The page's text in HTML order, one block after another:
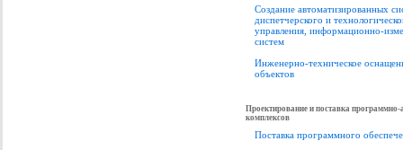
Создание автоматизированных
диспетчерского и
управления, информационно-
систем
Инженерно-техническое
объектов
Проектирование и поставка
комплексов
Поставка программного